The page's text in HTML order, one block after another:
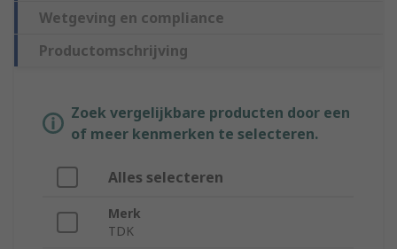
Wetgeving en compliance
Productomschrijving
Zoek vergelijkbare producten door een
of meer kenmerken te selecteren.
Alles selecteren
Merk
TDK